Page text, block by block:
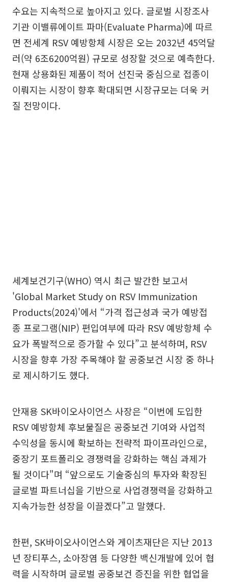
수요는 지속적으로 높아지고 있다. 글로벌 시장조사
기관 이밸류에이트 파마(Evaluate Pharma)에 따르
면 전세계 RSV 예방항체 시장은 오는 2032년 45억달
러(약 6조6200억원) 규모로 성장할 것으로 예측한다.
현재 상용화된 제품이 적어 선진국 중심으로 접종이
이뤄지는 시장이 향후 확대되면 시장규모는 더욱 커
질 전망이다.
세계보건기구(WHO) 역시 최근 발간한 보고서
'Global Market Study on RSV Immunization
Products(2024)'에서 “가격 접근성과 국가 예방접
종 프로그램(NIP) 편입여부에 따라 RSV 예방항체 수
요가 폭발적으로 증가할 수 있다”고 분석하며, RSV
시장을 향후 가장 주목해야 할 공중보건 시장 중 하나
로 제시하기도 했다.
안재용 SK바이오사이언스 사장은 “이번에 도입한
RSV 예방항체 후보물질은 공중보건 기여와 사업적
수익성을 동시에 확보하는 전략적 파이프라인으로,
중장기 포트폴리오 경쟁력을 강화하는 핵심 과제가
될 것이다"며 “앞으로도 기술중심의 투자와 확장된
글로벌 파트너십을 기반으로 사업경쟁력을 강화하고
지속가능한 성장을 이끌겠다”고 말했다.
한편, SK바이오사이언스와 게이츠재단은 지난 2013
년 장티푸스, 소아장염 등 다양한 백신개발에 있어 협
력을 시작하며 글로벌 공중보건 증진을 위한 협업을